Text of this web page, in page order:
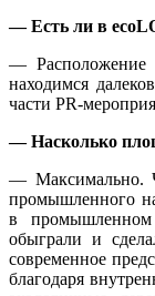
— Есть ли в
—
находимся
части PR-
— Насколько
— Максимально.
промышленного
в
обыграли и
современное
благодаря